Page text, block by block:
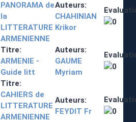
PANORAMA de
la
LITTERATURE
ARMENIENNE
Auteurs:
CHAHINIAN
Krikor
Titre:
ARMENIE -
Guide litt
Auteurs:
GAUME
Myriam
Titre:
CAHIERS de
LITTERATURE
ARMENIENNE
Auteurs:
FEYDIT Fr